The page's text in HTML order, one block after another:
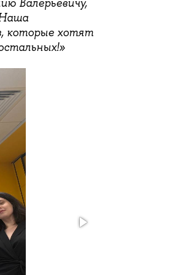
Валерьевичу,
которые хотят